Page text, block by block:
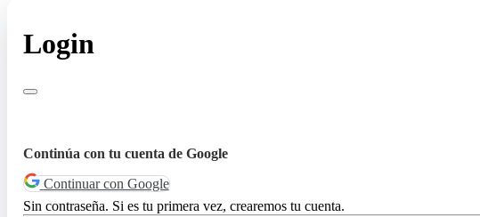
Login
Continúa con tu cuenta de Google
Continuar con Google
Sin contraseña. Si es tu primera vez, crearemos tu cuenta.